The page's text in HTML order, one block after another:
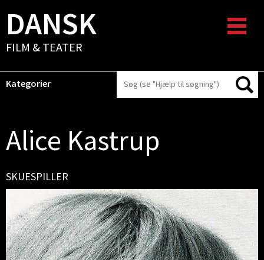
DANSK
FILM & TEATER
Kategorier
Alice Kastrup
SKUESPILLER